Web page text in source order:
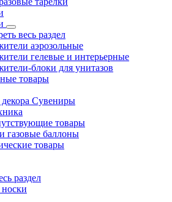
весь раздел
аэрозольные
гелевые и интерьерные
блоки для унитазов
товары
Сувениры
товары
газовые баллоны
товары
раздел